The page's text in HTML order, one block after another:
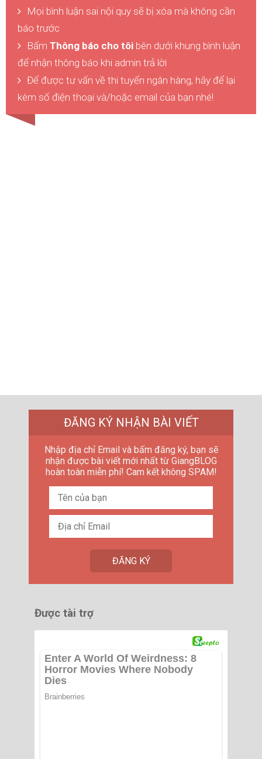
Mọi bình luận sai nội quy sẽ bị xóa mà không cần
báo trước
Bấm Thông báo cho tôi bên dưới khung bình luận
để nhận thông báo khi admin trả lời
Để được tư vấn về thi tuyển ngân hàng, hãy để lại
kèm số điện thoại và/hoặc email của bạn nhé!
ĐĂNG KÝ NHẬN BÀI VIẾT
Nhập địa chỉ Email và bấm đăng ký, bạn sẽ
nhận được bài viết mới nhất từ GiangBLOG
hoàn toàn miễn phí! Cam kết không SPAM!
Được tài trợ